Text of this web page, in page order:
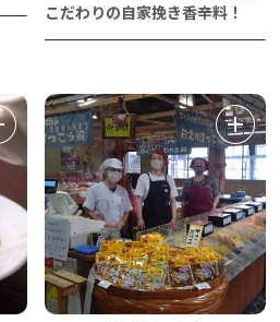
こだわりの自家挽き香辛料！